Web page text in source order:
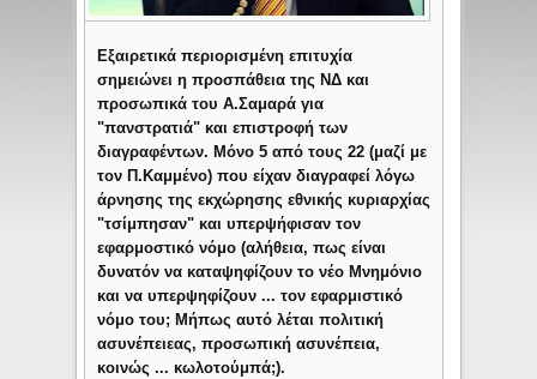
Εξαιρετικά περιορισμένη επιτυχία
σημειώνει η προσπάθεια της ΝΔ και
προσωπικά του Α.Σαμαρά για
"πανστρατιά" και επιστροφή των
διαγραφέντων. Μόνο 5 από τους 22 (μαζί με
τον Π.Καμμένο) που είχαν διαγραφεί λόγω
άρνησης της εκχώρησης εθνικής κυριαρχίας
"τσίμπησαν" και υπερψήφισαν τον
εφαρμοστικό νόμο (αλήθεια, πως είναι
δυνατόν να καταψηφίζουν το νέο Μνημόνιο
και να υπερψηφίζουν ... τον εφαρμιστικό
νόμο του; Mήπως αυτό λέται πολιτική
ασυνέπειεας, προσωπική ασυνέπεια,
κοινώς ... κωλοτούμπά;).